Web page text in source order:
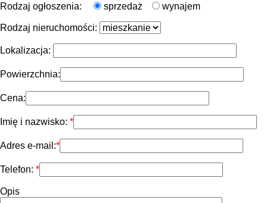
Rodzaj ogłoszenia:
sprzedaż wynajem
Rodzaj nieruchomości:
Lokalizacja:
Powierzchnia:
Cena:
Imię i nazwisko:
Adres e-mail:
Telefon:
Opis